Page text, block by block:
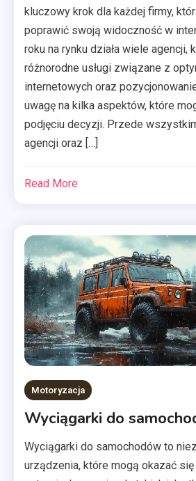
kluczowy krok dla każdej firmy,
poprawić swoją widoczność w
roku na rynku działa wiele agencji,
różnorodne usługi związane z
internetowych oraz
uwagę na kilka aspektów, które
podjęciu decyzji. Przede
agencji oraz […]
Read More
Motoryzacja
Wyciągarki do
Wyciągarki do samochodów to
urządzenia, które mogą okazać